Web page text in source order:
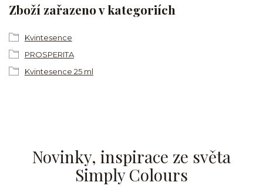
Zboží zařazeno v kategoriích
Kvintesence
PROSPERITA
Kvintesence 25 ml
Novinky, inspirace ze světa
Simply Colours